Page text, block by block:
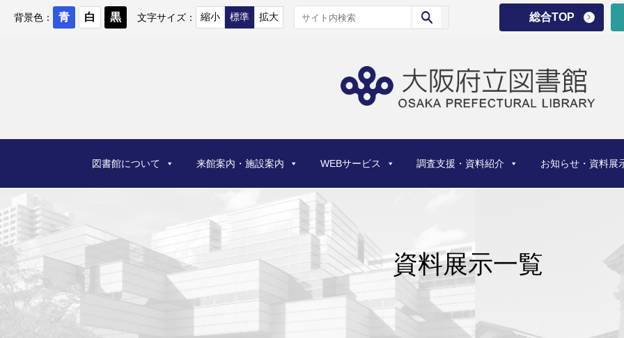
図書館について 来館案内・施設案内 WEBサービス 調査支援・資料紹介 お知らせ・資料展
背景色： 文字サイズ： 総合TOP
資料展示一覧